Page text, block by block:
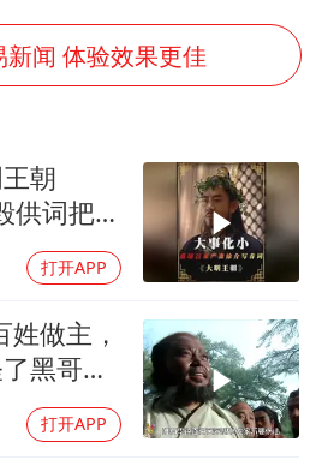
被曝已秘密设立古巴工作组
曝韩足协曾为外籍裁判安排性招待
萧敬腾：不忍心让妻子承受生育的苦
进开新局 实干挑大梁
闻 体验效果更佳
朝
供词把浙
打开APP
做主，
黑哥要
打开APP